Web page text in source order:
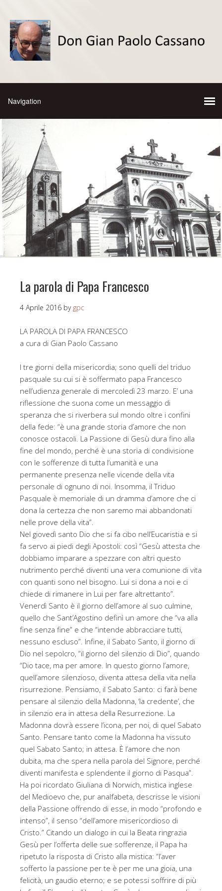
La parola di Papa Francesco
4 Aprile 2016 by gpc
LA PAROLA DI PAPA FRANCESCO
a cura di Gian Paolo Cassano
I tre giorni della misericordia; sono quelli del triduo
pasquale su cui si è soffermato papa Francesco
nell’udienza generale di mercoledì 23 marzo. E’ una
riflessione che suona come un messaggio di
speranza che si riverbera sul mondo oltre i confini
della fede: “è una grande storia d’amore che non
conosce ostacoli. La Passione di Gesù dura fino alla
fine del mondo, perché è una storia di condivisione
con le sofferenze di tutta l’umanità e una
permanente presenza nelle vicende della vita
personale di ognuno di noi. Insomma, il Triduo
Pasquale è memoriale di un dramma d’amore che ci
dona la certezza che non saremo mai abbandonati
nelle prove della vita”.
Nel giovedì santo Dio che si fa cibo nell’Eucaristia e si
fa servo ai piedi degli Apostoli: così “Gesù attesta che
dobbiamo imparare a spezzare con altri questo
nutrimento perché diventi una vera comunione di vita
con quanti sono nel bisogno. Lui si dona a noi e ci
chiede di rimanere in Lui per fare altrettanto”.
Venerdì Santo è il giorno dell’amore al suo culmine,
quello che Sant’Agostino definì un amore che “va alla
fine senza fine” e che “intende abbracciare tutti,
nessuno escluso”. Infine, il Sabato Santo, il giorno di
Dio nel sepolcro, “il giorno del silenzio di Dio”, quando
“Dio tace, ma per amore. In questo giorno l’amore,
quell’amore silenzioso, diventa attesa della vita nella
risurrezione. Pensiamo, il Sabato Santo: ci farà bene
pensare al silenzio della Madonna, ‘la credente’, che
in silenzio era in attesa della Resurrezione. La
Madonna dovrà essere l’icona, per noi, di quel Sabato
Santo. Pensare tanto come la Madonna ha vissuto
quel Sabato Santo; in attesa. È l’amore che non
dubita, ma che spera nella parola del Signore, perché
diventi manifesta e splendente il giorno di Pasqua”.
Ha poi ricordato Giuliana di Norwich, mistica inglese
del Medioevo che, pur analfabeta, descrisse le visioni
della Passione offrendo di esse, in modo “profondo e
intenso”, il senso “dell’amore misericordioso di
Cristo.” Citando un dialogo in cui la Beata ringrazia
Gesù per l’offerta delle sue sofferenze, il Papa ha
ripetuto la risposta di Cristo alla mistica: “l’aver
sofferto la passione per te è per me una gioia, una
felicità, un gaudio eterno; e se potessi soffrire di più